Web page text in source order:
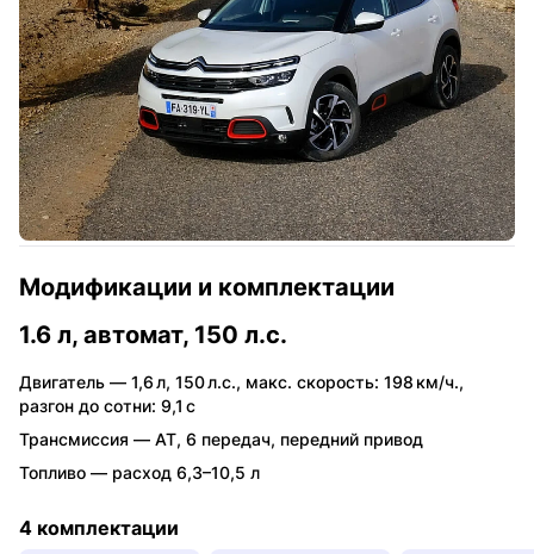
Модификации и комплектации
1.6 л, автомат, 150 л.с.
Двигатель — 1,6 л, 150 л.с., макс. скорость: 198 км/ч.,
разгон до сотни: 9,1 с
Трансмиссия — AT, 6 передач, передний привод
Топливо — расход 6,3–10,5 л
4 комплектации